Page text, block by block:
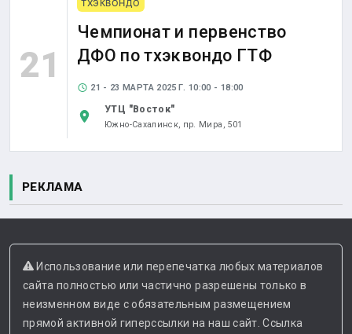
21
ТХЭКВОНДО
Чемпионат и первенство
ДФО по тхэквондо ГТФ
21 - 23 МАРТА 2025 Г. 10:00 - 18:00
УТЦ "Восток"
Южно-Сахалинск, пр. Мира, 501
РЕКЛАМА
Использование или перепечатка любых материалов
сайта полностью или частично разрешены только в
неизменном виде с обязательным размещением
прямой активной гиперссылки на наш сайт. Ссылка